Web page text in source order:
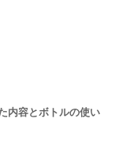
内容とボトルの使い